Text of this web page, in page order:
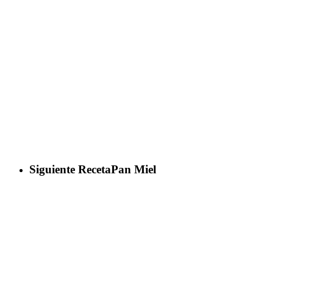
Siguiente RecetaPan Miel